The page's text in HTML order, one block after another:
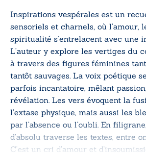
Inspirations vespérales est un
sensoriels et charnels, où l’amour,
spiritualité s’entrelacent avec une
L’auteur y explore les vertiges du
à travers des figures féminines
tantôt sauvages. La voix poétique
parfois incantatoire, mêlant
révélation. Les vers évoquent la
l’extase physique, mais aussi les
par l’absence ou l’oubli. En
d’absolu traverse les textes, entre
C’est un cri d’amour et